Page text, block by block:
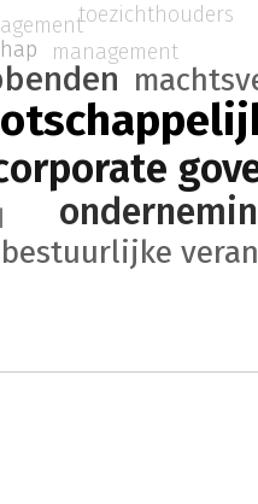
bestuurlijke
management
toezichthouders